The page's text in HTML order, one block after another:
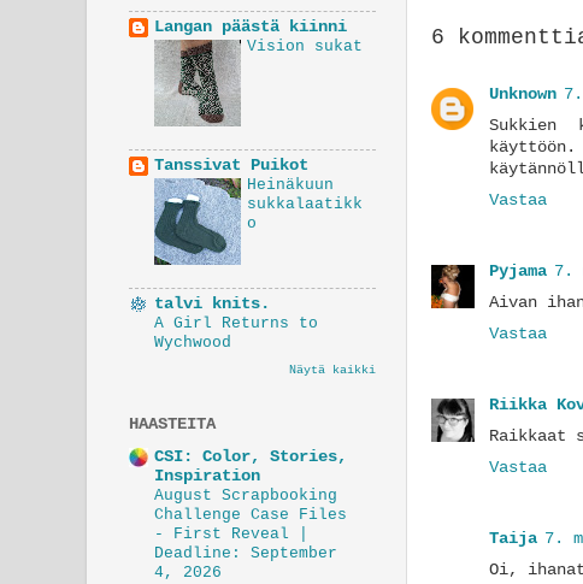
6
Unknown
Sukkien
Vastaa
Pyjama 7.
Aivan
Vastaa
Riikka
Vastaa
Taija 7.
Oi,
Langan päästä kiinni
Vision sukat
Tanssivat Puikot
Heinäkuun
sukkalaatikk
o
talvi knits.
A Girl Returns to
Wychwood
Näytä kaikki
HAASTEITA
CSI: Color, Stories,
Inspiration
August Scrapbooking
Challenge Case Files
- First Reveal |
Deadline: September
4, 2026